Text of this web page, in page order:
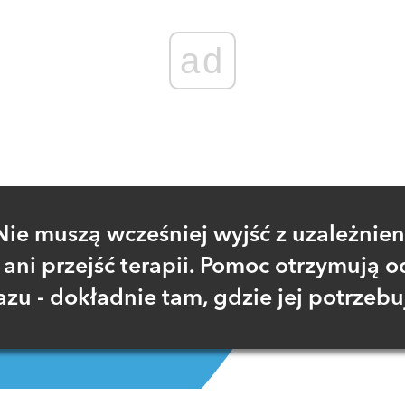
ad
muszą wcześniej wyjść z
ani przejść terapii. Pomoc otrzymują
- dokładnie tam, gdzie jej